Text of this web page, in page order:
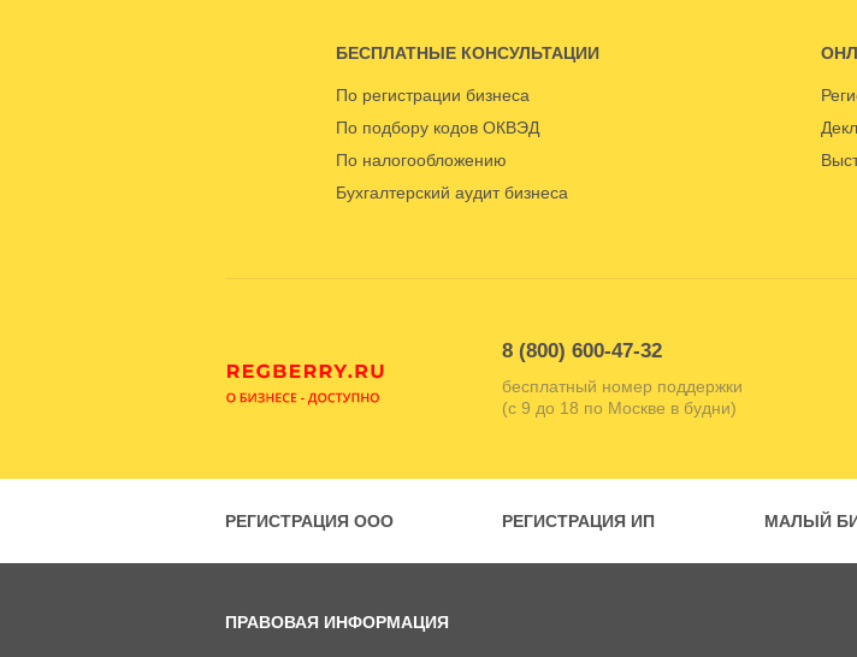
БЕСПЛАТНЫЕ КОНСУЛЬТАЦИИ
По регистрации бизнеса
По подбору кодов ОКВЭД
По налогообложению
Бухгалтерский аудит бизнеса
8 (800) 600-47-32
бесплатный номер поддержки
(с 9 до 18 по Москве в будни)
РЕГИСТРАЦИЯ ООО РЕГИСТРАЦИЯ ИП МАЛЫЙ
ПРАВОВАЯ ИНФОРМАЦИЯ